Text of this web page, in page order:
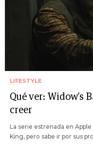
LIFESTYLE
Qué ver: Widow’s
creer
La serie estrenada en
King, pero sabe ir por sus